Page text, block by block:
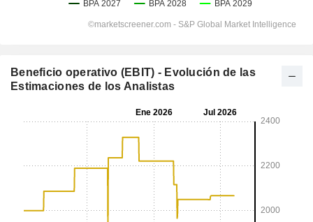
Beneficio operativo (EBIT) - Evolución de las
Estimaciones de los Analistas